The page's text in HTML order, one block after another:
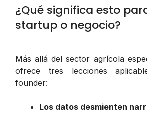
¿Qué significa esto
startup o negocio?
Más allá del sector agrícola
ofrece tres lecciones
founder:
Los datos desmienten